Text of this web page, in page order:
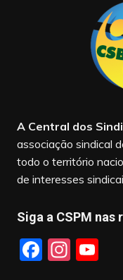
A Central dos
associação sindical
todo o território
de interesses
Siga a CSPM nas
F In Y